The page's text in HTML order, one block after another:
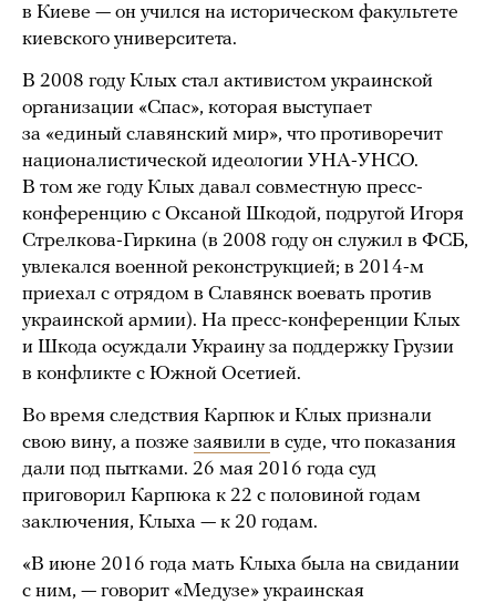
в Киеве — он учился на историческом факультете
киевского университета.
В 2008 году Клых стал активистом украинской
организации «Спас», которая выступает
за «единый славянский мир», что противоречит
националистической идеологии УНА-УНСО.
В том же году Клых давал совместную пресс-
конференцию с Оксаной Шкодой, подругой Игоря
Стрелкова-Гиркина (в 2008 году он служил в ФСБ,
увлекался военной реконструкцией; в 2014-м
приехал с отрядом в Славянск воевать против
украинской армии). На пресс-конференции Клых
и Шкода осуждали Украину за поддержку Грузии
в конфликте с Южной Осетией.
Во время следствия Карпюк и Клых признали
свою вину, а позже заявили в суде, что показания
дали под пытками. 26 мая 2016 года суд
приговорил Карпюка к 22 с половиной годам
заключения, Клыха — к 20 годам.
«В июне 2016 года мать Клыха была на свидании
с ним, — говорит «Медузе» украинская